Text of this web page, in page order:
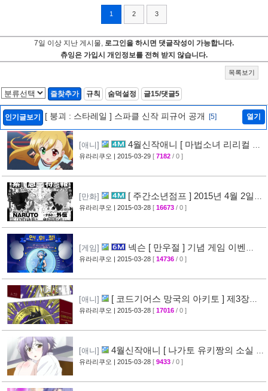
1 2 3
7일 이상 지난 게시물, 로그인을 하시면 댓글작성이 가능합니다.
츄잉은 가입시 개인정보를 전혀 받지 않습니다.
목록보기
즐찾추가 규칙 숨덕설정 글15/댓글5
인기글보기 [ 붕괴 : 스타레일 ] 스파클 신작 피규어 공개 [5] 열기
[애니]
4월신작애니 [ 마법소녀 리리컬 나
노하 ViVid ] PV 영상 공개
유라리쿠오 | 2015-03-29 [ 7182 / 0 ]
[만화]
[ 주간소년점프 ] 2015년 4월 2일
신간목록 표지공개 + [ 나루토 ] 외전만화 연재
유라리쿠오 | 2015-03-28 [ 16673 / 0 ]
[게임]
넥슨 [ 만우절 ] 기념 게임 이벤
트 [63]
유라리쿠오 | 2015-03-28 [ 14736 / 0 ]
[애니]
[ 코드기어스 망국의 아키토 ] 제3장
CM 영상 + [ 코드기어스 반역의 를르슈 ] BD-
유라리쿠오 | 2015-03-28 [ 17016 / 0 ]
[애니]
4월신작애니 [ 나가토 유키짱의 소실 ]
PV 영상 공개 [35]
유라리쿠오 | 2015-03-28 [ 9433 / 0 ]